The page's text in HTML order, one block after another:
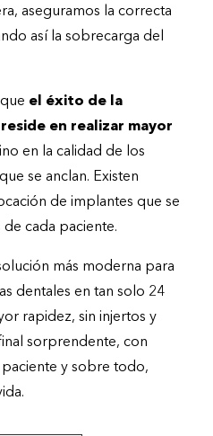
aseguramos la correcta
así la sobrecarga del
el éxito de la
en realizar mayor
en la calidad de los
se anclan. Existen
de implantes que se
de cada paciente.
más moderna para
dentales en tan solo 24
rapidez, sin injertos y
sorprendente, con
y sobre todo,